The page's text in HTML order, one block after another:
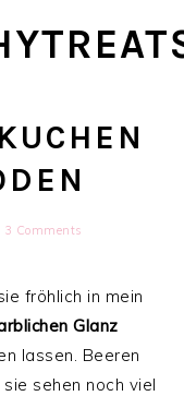
3 Comments
fröhlich in mein
Glanz
lassen. Beeren
sehen noch viel